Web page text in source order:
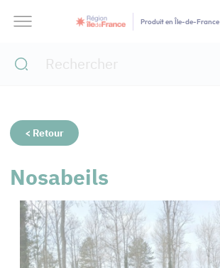
Produit en Île-de-France
< Retour
Nosabeils